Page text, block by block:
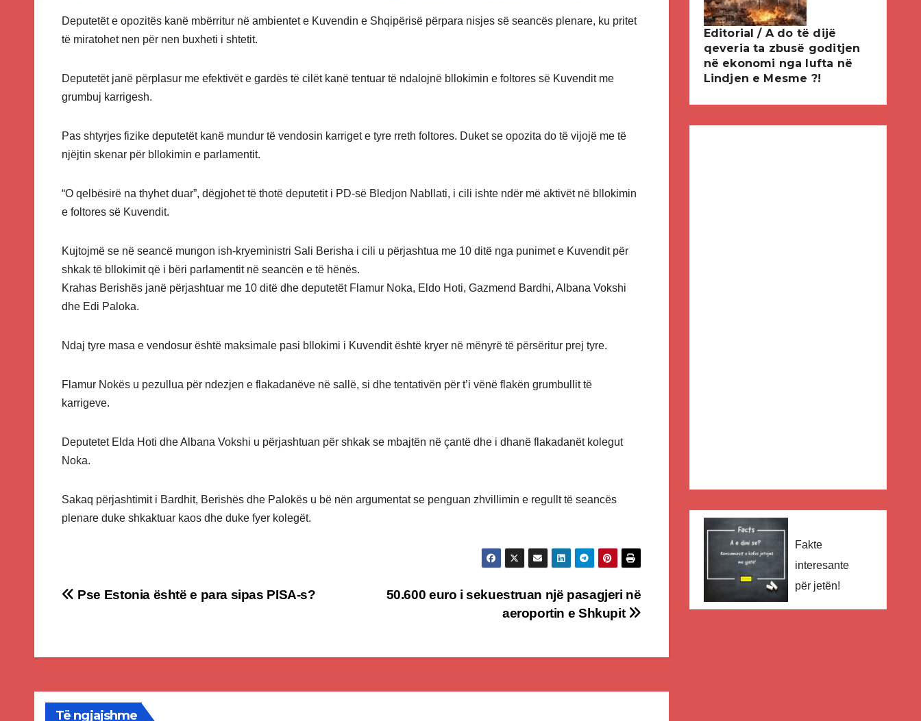
Deputetët e opozitës kanë mbërritur në ambientet e Kuvendin e Shqipërisë përpara nisjes së seancës plenare, ku pritet
të miratohet nen për nen buxheti i shtetit.
Deputetët janë përplasur me efektivët e gardës të cilët kanë tentuar të ndalojnë bllokimin e foltores së Kuvendit me
grumbuj karrigesh.
Pas shtyrjes fizike deputetët kanë mundur të vendosin karriget e tyre rreth foltores. Duket se opozita do të vijojë me të
njëjtin skenar për bllokimin e parlamentit.
“O qelbësirë na thyhet duar”, dëgjohet të thotë deputetit i PD-së Bledjon Nabllati, i cili ishte ndër më aktivët në bllokimin
e foltores së Kuvendit.
Kujtojmë se në seancë mungon ish-kryeministri Sali Berisha i cili u përjashtua me 10 ditë nga punimet e Kuvendit për
shkak të bllokimit që i bëri parlamentit në seancën e të hënës.
Krahas Berishës janë përjashtuar me 10 ditë dhe deputetët Flamur Noka, Eldo Hoti, Gazmend Bardhi, Albana Vokshi
dhe Edi Paloka.
Ndaj tyre masa e vendosur është maksimale pasi bllokimi i Kuvendit është kryer në mënyrë të përsëritur prej tyre.
Flamur Nokës u pezullua për ndezjen e flakadanëve në sallë, si dhe tentativën për t’i vënë flakën grumbullit të
karrigeve.
Deputetet Elda Hoti dhe Albana Vokshi u përjashtuan për shkak se mbajtën në çantë dhe i dhanë flakadanët kolegut
Noka.
Sakaq përjashtimit i Bardhit, Berishës dhe Palokës u bë nën argumentat se penguan zhvillimin e regullt të seancës
plenare duke shkaktuar kaos dhe duke fyer kolegët.
Post
50.600 euro i sekuestruan një pasagjeri në
aeroportin e Shkupit
Pse Estonia është e para sipas PISA-s?
Të ngjajshme
Editorial / A do të dijë
qeveria ta zbusë goditjen
në ekonomi nga lufta në
Lindjen e Mesme ?!
Fakte
interesante
për jetën!